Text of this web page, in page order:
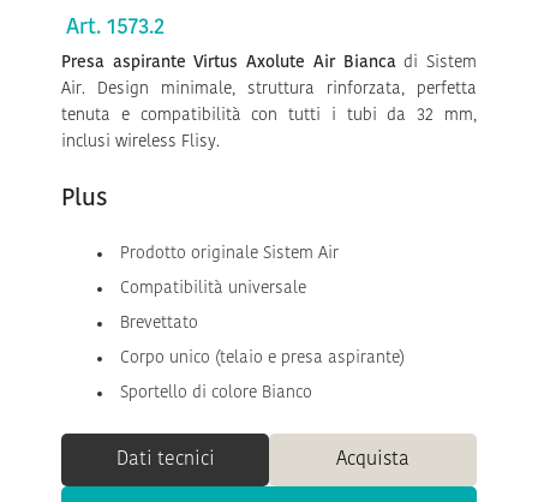
Art. 1573.2
Presa aspirante Virtus Axolute Air Biancadi Sistem
Air. Design minimale, struttura rinforzata, perfetta
tenuta e compatibilità con tutti i tubi da 32 mm,
inclusi wireless Flisy.
Plus
Prodotto originale Sistem Air
Compatibilità universale
Brevettato
Corpo unico (telaio e presa aspirante)
Sportello di colore Bianco
Dati tecnici Acquista